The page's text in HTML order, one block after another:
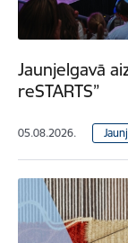
Jaunjelgavā
reSTARTS”
05.08.2026.